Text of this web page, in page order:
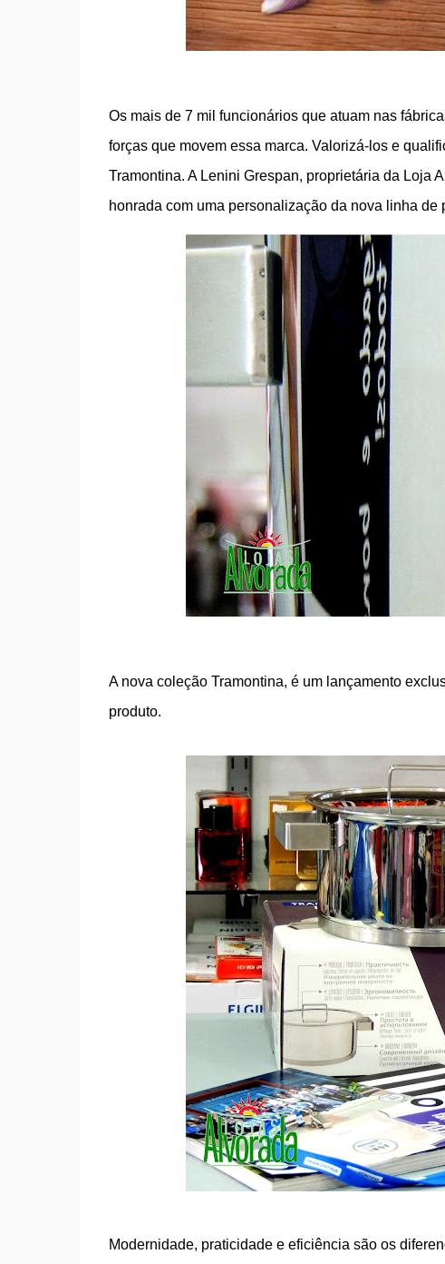
Os mais de 7 mil funcionários que atuam nas
forças que movem essa marca. Valorizá-los e
Tramontina. A Lenini Grespan, proprietária da Loja
honrada com uma personalização da nova linha
A nova coleção Tramontina, é um lançamento
produto.
Modernidade, praticidade e eficiência são os